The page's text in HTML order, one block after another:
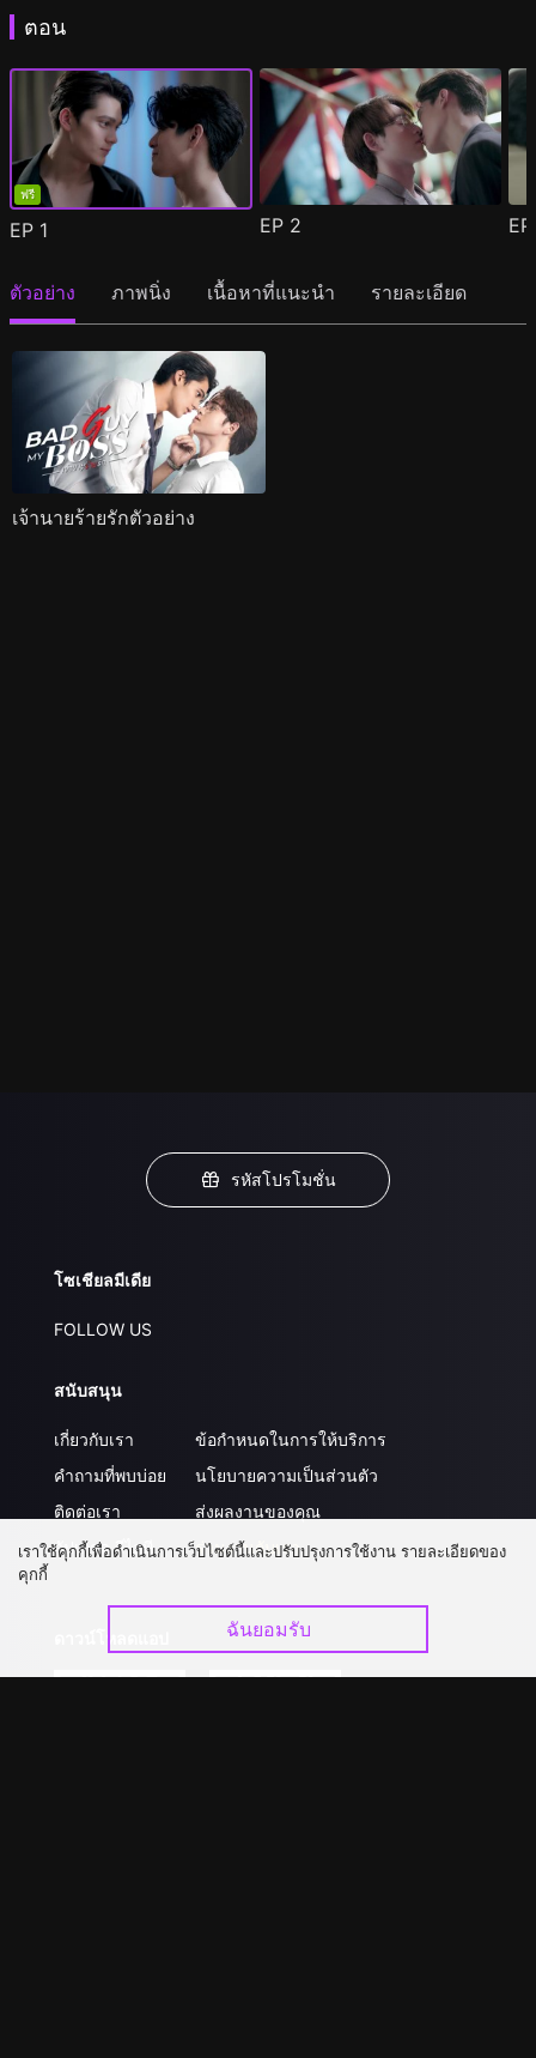
ตอน
ฟรี
EP 1 EP 2
ตัวอย่าง ภาพนิ่ง เนื้อหาที่แนะนำ รายละเอียด
เจ้านายร้ายรักตัวอย่าง
รหัสโปรโมชั่น
โซเชียลมีเดีย
FOLLOW US
สนับสนุน
เกี่ยวกับเรา
คำถามที่พบบ่อย
ติดต่อเรา
อัปเกรด วีไอพี
ข้อกำหนดในการให้บริการ
นโยบายความเป็นส่วนตัว
ส่งผลงานของคุณ
ร่วมงานกับเรา
เราใช้คุกกี้เพื่อดำเนินการเว็บไซต์นี้และปรับปรุงการใช้งาน รายละเอียดของ
คุกกี้
ฉันยอมรับ